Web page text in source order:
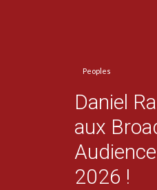
Peoples
Daniel
aux
2026 !